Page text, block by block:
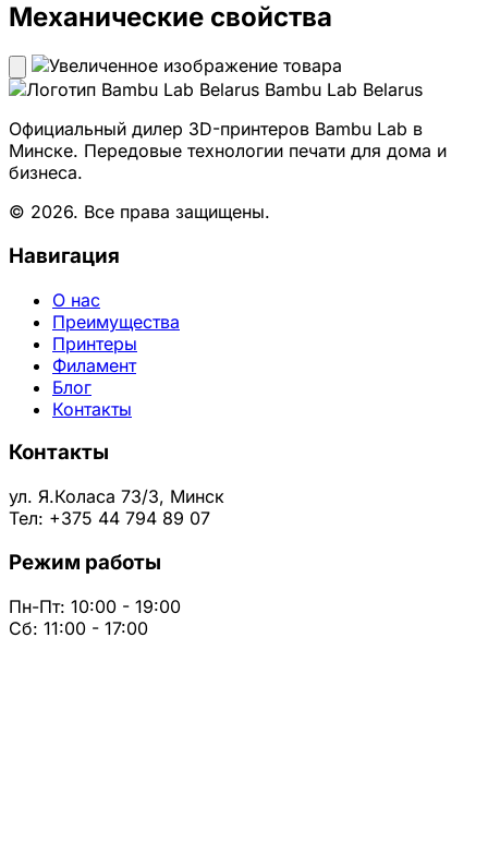
Механические свойства
Bambu Lab Belarus
Официальный дилер 3D-принтеров Bambu Lab в
Минске. Передовые технологии печати для дома и
бизнеса.
© 2026. Все права защищены.
Навигация
О нас
Преимущества
Принтеры
Филамент
Блог
Контакты
Контакты
ул. Я.Коласа 73/3, Минск
Тел: +375 44 794 89 07
Режим работы
Пн-Пт: 10:00 - 19:00
Сб: 11:00 - 17:00